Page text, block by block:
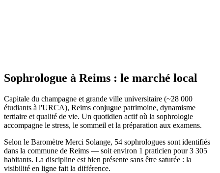
Sophrologue à Reims : le marché local
Capitale du champagne et grande ville universitaire (~28 000
étudiants à l'URCA), Reims conjugue patrimoine, dynamisme
tertiaire et qualité de vie. Un quotidien actif où la sophrologie
accompagne le stress, le sommeil et la préparation aux examens.
Selon le Baromètre Merci Solange, 54 sophrologues sont identifiés
dans la commune de Reims — soit environ 1 praticien pour 3 305
habitants. La discipline est bien présente sans être saturée : la
visibilité en ligne fait la différence.